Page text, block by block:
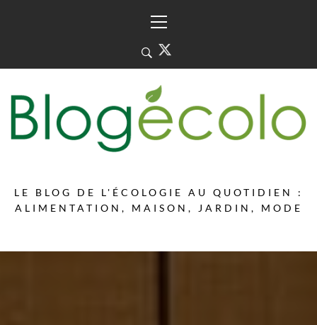
Menu
LE BLOG DE L'ÉCOLOGIE AU QUOTIDIEN :
ALIMENTATION, MAISON, JARDIN, MODE